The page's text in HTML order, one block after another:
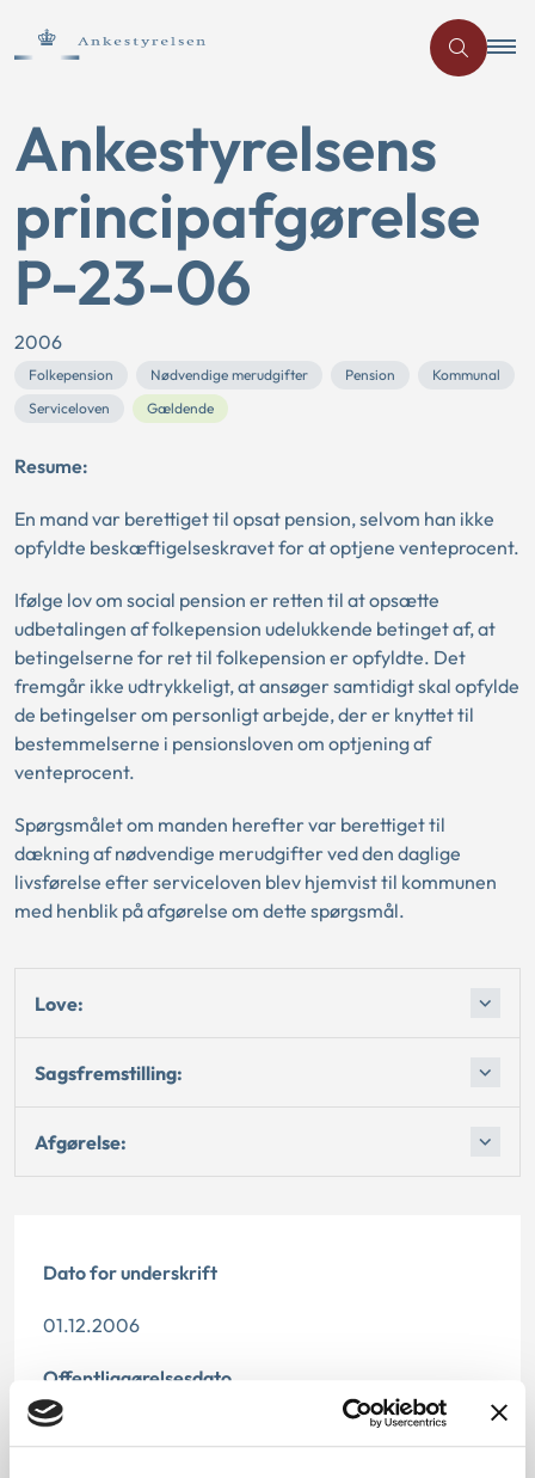
Ankestyrelsens
principafgørelse
P-23-06
2006
Folkepension Nødvendige merudgifter Pension
Kommunal
Serviceloven
Gældende
Resume:
En mand var berettiget til opsat pension, selvom han ikke
opfyldte beskæftigelseskravet for at optjene venteprocent.
Ifølge lov om social pension er retten til at opsætte
udbetalingen af folkepension udelukkende betinget af, at
betingelserne for ret til folkepension er opfyldte. Det
fremgår ikke udtrykkeligt, at ansøger samtidigt skal opfylde
de betingelser om personligt arbejde, der er knyttet til
bestemmelserne i pensionsloven om optjening af
venteprocent.
Spørgsmålet om manden herefter var berettiget til
dækning af nødvendige merudgifter ved den daglige
livsførelse efter serviceloven blev hjemvist til kommunen
med henblik på afgørelse om dette spørgsmål.
Love:
Sagsfremstilling:
Afgørelse:
Dato for underskrift
01.12.2006
Offentliggørelsesdato
11.07.2013